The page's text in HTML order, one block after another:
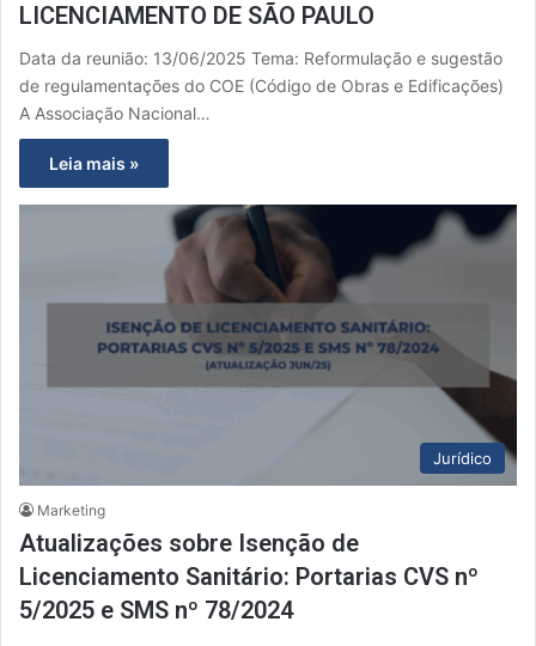
LICENCIAMENTO DE SÃO PAULO
Data da reunião: 13/06/2025 Tema: Reformulação e sugestão
de regulamentações do COE (Código de Obras e Edificações)
A Associação Nacional…
Leia mais »
Jurídico
Marketing
Atualizações sobre Isenção de
Licenciamento Sanitário: Portarias CVS nº
5/2025 e SMS nº 78/2024